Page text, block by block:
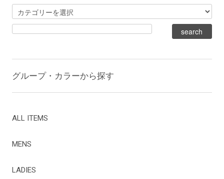
グループ・カラーから探す
ALL ITEMS
MENS
LADIES